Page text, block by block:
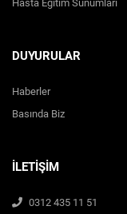
Hasta Eğitim Sunumları
DUYURULAR
Haberler
Basında Biz
İLETİŞİM
0312 435 11 51